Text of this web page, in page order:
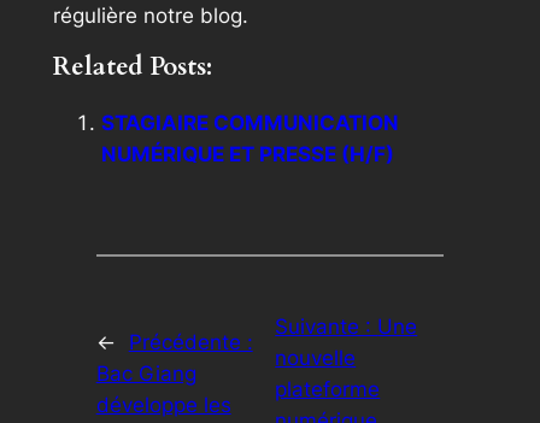
régulière notre blog.
Related Posts:
STAGIAIRE COMMUNICATION
NUMÉRIQUE ET PRESSE (H/F)
←
Précédente :
Bac Giang
développe les
Suivante : Une
nouvelle
plateforme